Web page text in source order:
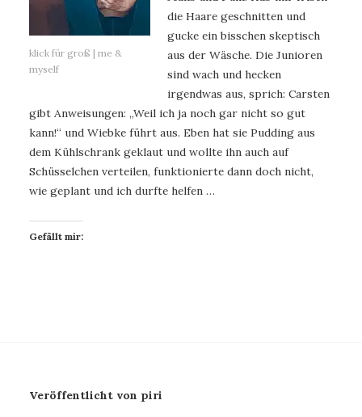
klick für groß | me &
myself
die Haare geschnitten und
gucke ein bisschen skeptisch
aus der Wäsche. Die Junioren
sind wach und hecken
irgendwas aus, sprich: Carsten
gibt Anweisungen: „Weil ich ja noch gar nicht so gut
kann!“ und Wiebke führt aus. Eben hat sie Pudding aus
dem Kühlschrank geklaut und wollte ihn auch auf
Schüsselchen verteilen, funktionierte dann doch nicht,
wie geplant und ich durfte helfen …
Gefällt mir:
Veröffentlicht von piri